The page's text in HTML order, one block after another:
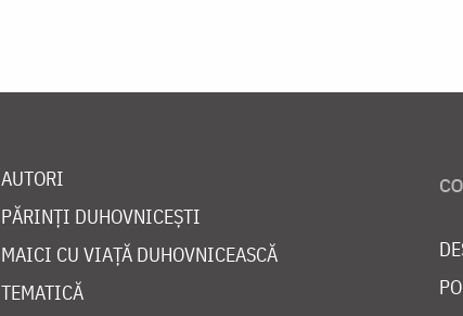
AUTORI
PĂRINȚI DUHOVNICEȘTI
MAICI CU VIAȚĂ DUHOVNICEASCĂ
TEMATICĂ